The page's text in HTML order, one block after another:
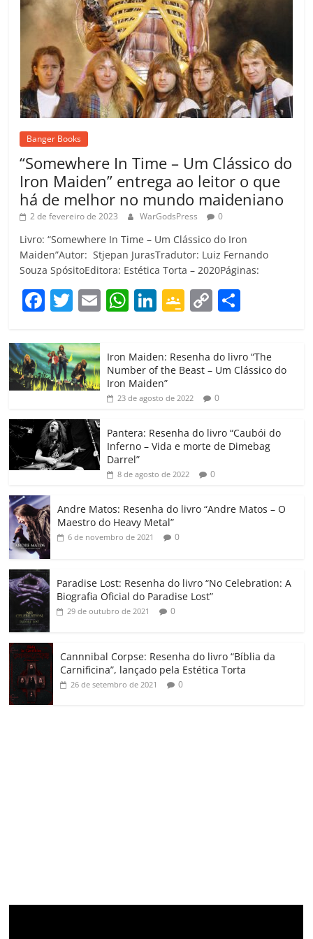
Banger Books
“Somewhere In Time – Um Clássico do
Iron Maiden” entrega ao leitor o que
há de melhor no mundo maideniano
2 de fevereiro de 2023 WarGodsPress 0
Livro: “Somewhere In Time – Um Clássico do Iron
Maiden”Autor: Stjepan JurasTradutor: Luiz Fernando
Souza SpósitoEditora: Estética Torta – 2020Páginas:
F
c
e
b
o
o
k
T
itt
er
E W
at
s
A
p
Li
e
dI
G
gl
e
Cl
a
ss
ro
o
C
p
y
Li
k
m
p
h
ar
Iron Maiden: Resenha do livro “The
Number of the Beast – Um Clássico do
Iron Maiden”
23 de agosto de 2022 0
Pantera: Resenha do livro “Caubói do
Inferno – Vida e morte de Dimebag
Darrel”
8 de agosto de 2022 0
Andre Matos: Resenha do livro “Andre Matos – O
Maestro do Heavy Metal”
6 de novembro de 2021 0
Paradise Lost: Resenha do livro “No Celebration: A
Biografia Oficial do Paradise Lost”
29 de outubro de 2021 0
Cannnibal Corpse: Resenha do livro “Bíblia da
Carnificina”, lançado pela Estética Torta
26 de setembro de 2021 0